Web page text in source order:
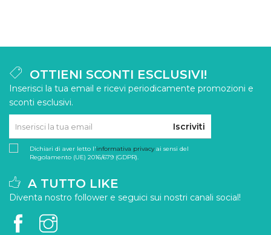
OTTIENI SCONTI ESCLUSIVI!
Inserisci la tua email e ricevi periodicamente promozioni e
sconti esclusivi.
Iscriviti
Dichiari di aver letto l'informativa privacyai sensi del
Regolamento (UE) 2016/679 (GDPR).
A TUTTO LIKE
Diventa nostro follower e seguici sui nostri canali social!